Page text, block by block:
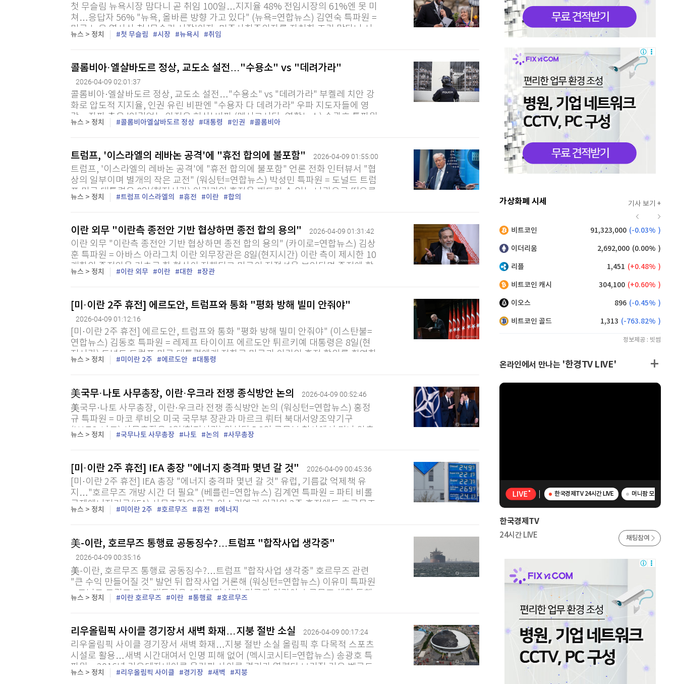
첫 무슬림 뉴욕시장 맘다니 곧 취임 100일…지지율 48% 전임시장의 61%엔 못 미
쳐…응답자 56% "뉴욕, 올바른 방향 가고 있다" (뉴욕=연합뉴스) 김연숙 특파원 =
미국 뉴욕 역사상 첫 '무슬림 시장'이자, 민주사회주의자를 자처한 조란 맘다니 시
장이 오는 10일(현지시간) 취임 100일을 맞는다. 미 여론조사기관...
뉴스 > 정치 첫 무슬림 시장 뉴욕시 취임
콜롬비아·엘살바도르 정상, 교도소 설전…"수용소" vs "데려가라"
2026-04-09 02:01:37
콜롬비아·엘살바도르 정상, 교도소 설전…"수용소" vs "데려가라" 부켈레 치안 강
화로 압도적 지지율, 인권 유린 비판엔 "수용자 다 데려가라" 우파 지도자들에 영
감…좌파 측은 '인권없는 안전은 허상' 비판 (멕시코시티=연합뉴스) 송광호 특파원
= 구스타보 페트로 콜롬비아 대통령과 나이브 부켈레 엘살바도르...
뉴스 > 정치 콜롬비아엘살바도르 정상 대통령 인권 콜롬비아
트럼프, '이스라엘의 레바논 공격'에 "휴전 합의에 불포함" 2026-04-09 01:55:00
트럼프, '이스라엘의 레바논 공격'에 "휴전 합의에 불포함" 언론 전화 인터뷰서 "협
상의 일부이며 별개의 작은 교전" (워싱턴=연합뉴스) 박성민 특파원 = 도널드 트럼
프 미국 대통령은 8일(현지시간) 이란과의 휴전을 깨트릴 수 있는 뇌관으로 떠오른
이스라엘의 레바논 공격에 대해 "휴전 합의에 포함돼 있지...
뉴스 > 정치 트럼프 이스라엘의 휴전 이란 합의
이란 외무 "이란측 종전안 기반 협상하면 종전 합의 용의" 2026-04-09 01:31:42
이란 외무 "이란측 종전안 기반 협상하면 종전 합의 용의" (카이로=연합뉴스) 김상
훈 특파원 = 아바스 아라그치 이란 외무장관은 8일(현지시간) 이란 측이 제시한 10
개항의 종전안을 기초로 한 협상이 진행되고 미국이 진정성을 보인다면 종전에 합
의할 용의가 있다고 밝혔다. 아라그치 장관은 이날 하칸 피단 튀르키예...
뉴스 > 정치 이란 외무 이란 대한 장관
[미·이란 2주 휴전] 에르도안, 트럼프와 통화 "평화 방해 빌미 안줘야"
2026-04-09 01:12:16
[미·이란 2주 휴전] 에르도안, 트럼프와 통화 "평화 방해 빌미 안줘야" (이스탄불=
연합뉴스) 김동호 특파원 = 레제프 타이이프 에르도안 튀르키예 대통령은 8일(현
지시간) 도널드 트럼프 미국 대통령에게 전화로 미국과 이란의 휴전 합의를 환영한
다는 뜻을 밝혔다. 튀르키예 대통령실에 따르면 에르도안 대통령은 이날...
뉴스 > 정치 미이란 2주 에르도안 대통령
美국무·나토 사무총장, 이란·우크라 전쟁 종식방안 논의 2026-04-09 00:52:46
美국무·나토 사무총장, 이란·우크라 전쟁 종식방안 논의 (워싱턴=연합뉴스) 홍정
규 특파원 = 마코 루비오 미국 국무부 장관과 마르크 뤼터 북대서양조약기구
(NATO·나토) 사무총장은 8일(현지시간) 워싱턴 DC의 국무부 청사에서 만나 양측
간 현안을 논의했다. 이날 면담에선 미·이스라엘이 이란을 상대로 벌인...
뉴스 > 정치 국무나토 사무총장 나토 논의 사무총장
[미·이란 2주 휴전] IEA 총장 "에너지 충격파 몇년 갈 것" 2026-04-09 00:45:36
[미·이란 2주 휴전] IEA 총장 "에너지 충격파 몇년 갈 것" 유럽, 기름값 억제책 유
지…"호르무즈 개방 시간 더 필요" (베를린=연합뉴스) 김계연 특파원 = 파티 비롤
국제에너지기구(IEA) 사무총장은 미국·이스라엘과 이란의 2주 휴전에도 호르무즈
해협 봉쇄로 인한 에너지 시장 충격이 길게는 몇 년 이어질 것으로...
뉴스 > 정치 미이란 2주 호르무즈 휴전 에너지
美-이란, 호르무즈 통행료 공동징수?…트럼프 "합작사업 생각중"
2026-04-09 00:35:16
美-이란, 호르무즈 통행료 공동징수?…트럼프 "합작사업 생각중" 호르무즈 관련
"큰 수익 만들어질 것" 발언 뒤 합작사업 거론해 (워싱턴=연합뉴스) 이유미 특파원
= 도널드 트럼프 미국 대통령은 8일(현지시간) 미국과 이란이 호르무즈 해협 통행
료를 공동 징수하는 방안을 검토 중이라고 밝혔다. 트럼프 대통령은 이날...
뉴스 > 정치 이란 호르무즈 이란 통행료 호르무즈
리우올림픽 사이클 경기장서 새벽 화재…지붕 절반 소실 2026-04-09 00:17:24
리우올림픽 사이클 경기장서 새벽 화재…지붕 절반 소실 올림픽 후 다목적 스포츠
시설로 활용…새벽 시간대여서 인명 피해 없어 (멕시코시티=연합뉴스) 송광호 특
파원 = 2016년 리우데자네이루 올림픽 사이클 경기가 열렸던 브라질 리우 벨로드
롬에서 8일(현지시간) 새벽 화재가 발생했다. 불은 지붕 절반가량을 태웠으나...
뉴스 > 정치 리우올림픽 사이클 경기장 새벽 지붕
가상화폐 시세 기사 보기 +
퀀텀 921
이더리움 클래식 9,160 (
비트코인 91,323,000 (-0.03% )
이더리움 2,692,000 (0.00% )
리플 1,451 ( 0.48% )
비트코인 캐시 304,100 ( 0.60% )
이오스 896 (-0.45% )
비트코인 골드 1,313 (-763.82% )
정보제공 : 빗썸
온라인에서 만나는 '한경TV LIVE'
한국경제TV 24시간 LIVE 머니팜 모닝라이브
한국경제TV
24시간 LIVE 채팅참여